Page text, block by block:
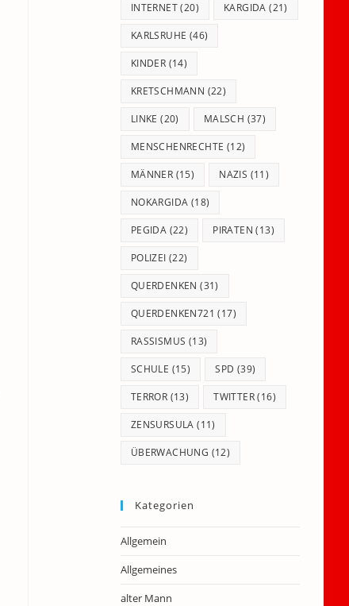
INTERNET(20) KARGIDA (21)
KARLSRUHE (46)
KINDER (14)
KRETSCHMANN (22)
LINKE (20) MALSCH (37)
MENSCHENRECHTE (12)
MÄNNER (15) NAZIS (11)
NOKARGIDA (18)
PEGIDA (22) PIRATEN (13)
POLIZEI (22)
QUERDENKEN (31)
QUERDENKEN721 (17)
RASSISMUS (13)
SCHULE (15) SPD (39)
TERROR (13) TWITTER(16)
ZENSURSULA (11)
ÜBERWACHUNG (12)
Kategorien
Allgemein
Allgemeines
alter Mann